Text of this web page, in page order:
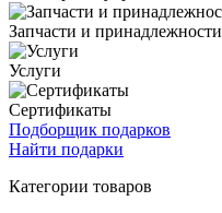
Запчасти и принадлежности
Услуги
Сертификаты
Подборщик подарков
Найти подарки
Категории товаров